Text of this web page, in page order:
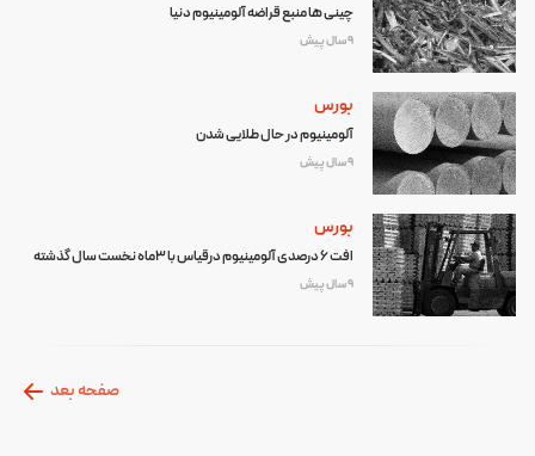
چینی ها منبع قراضه آلومینیوم دنیا
9 سال پیش
بورس
آلومینیوم در حال طلایی شدن
9 سال پیش
بورس
افت ۶ درصدی آلومینیوم درقیاس با ۳ماه نخست سال گذشته
9 سال پیش
صفحه بعد